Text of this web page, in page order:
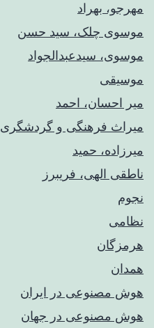
مهرجو، بهراد
موسوی چلک، سید حسن
موسوی، سیدعبدالجواد
موسیقی
میر احسان، احمد
میراث فرهنگی و گردشگری
میرزاده، حمید
ناطقی الهی، فریبرز
نجوم
نظامی
هرمزگان
همدان
هوش مصنوعی در ایران
هوش مصنوعی در جهان